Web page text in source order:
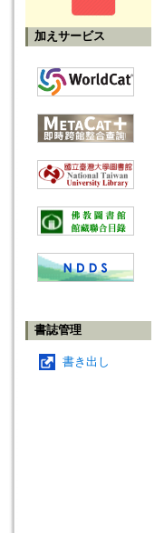
加えサービス
書誌管理
書き出し